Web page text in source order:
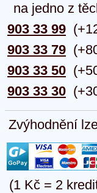
na jedno z
903 33 99
903 33 79
903 33 50
903 33 30
Zvýhodnění
(1 Kč = 2